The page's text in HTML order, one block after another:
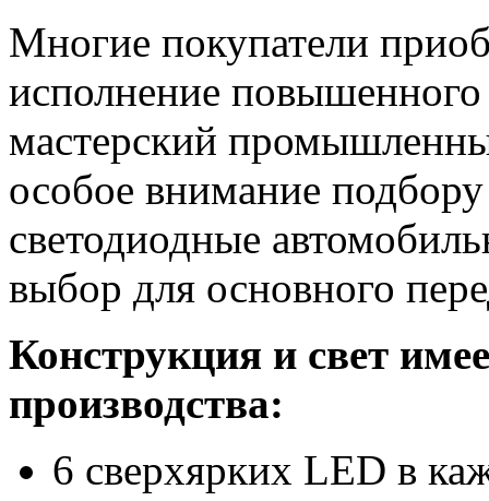
Многие покупатели
исполнение повышенного
мастерский
особое внимание
светодиодные
выбор для основного
Конструкция и свет
производства:
6 сверхярких LED в